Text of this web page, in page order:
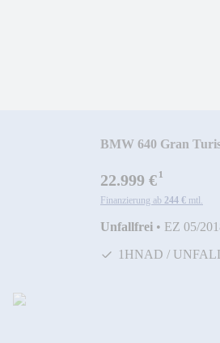
BMW 640 Gran
22.999 €¹
Finanzierung ab 244 € mtl.
Unfallfrei • EZ 05/
1HNAD /